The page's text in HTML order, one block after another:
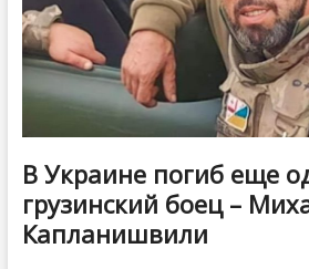
В Украине погиб еще
грузинский боец –
Капланишвили